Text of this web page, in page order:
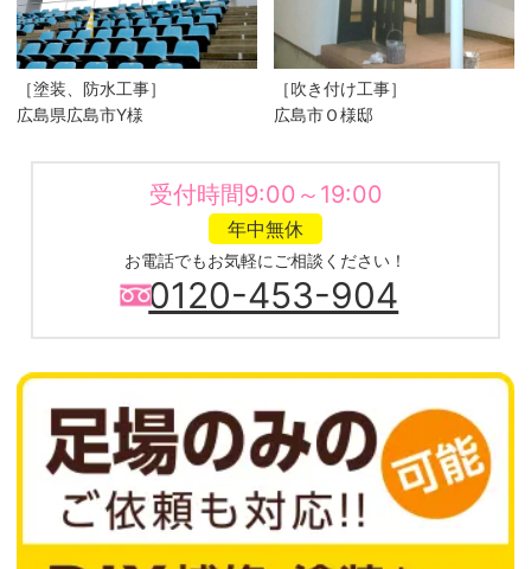
［塗装、防水工事］
広島県広島市Y様
［吹き付け工事］
広島市Ｏ様邸
受付時間9:00～19:00
年中無休
お電話でもお気軽にご相談ください！
0120-453-904